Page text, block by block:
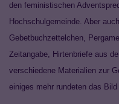
den feministischen
Hochschulgemeinde. Aber
Gebetbuchzettelchen,
Zeitangabe, Hirtenbriefe aus
verschiedene Materialien zur
einiges mehr rundeten das